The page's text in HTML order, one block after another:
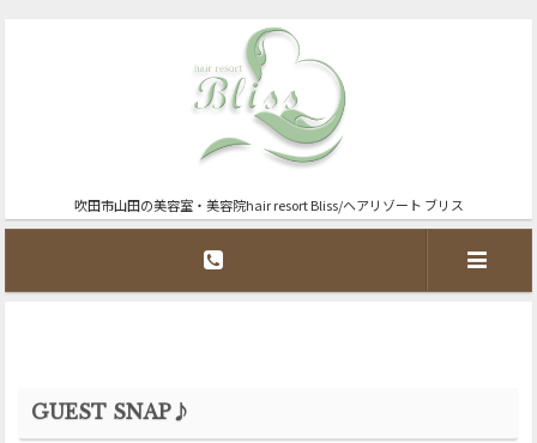
吹田市山田の美容室・美容院hair resort Bliss/ヘアリゾート ブリス
GUEST SNAP♪